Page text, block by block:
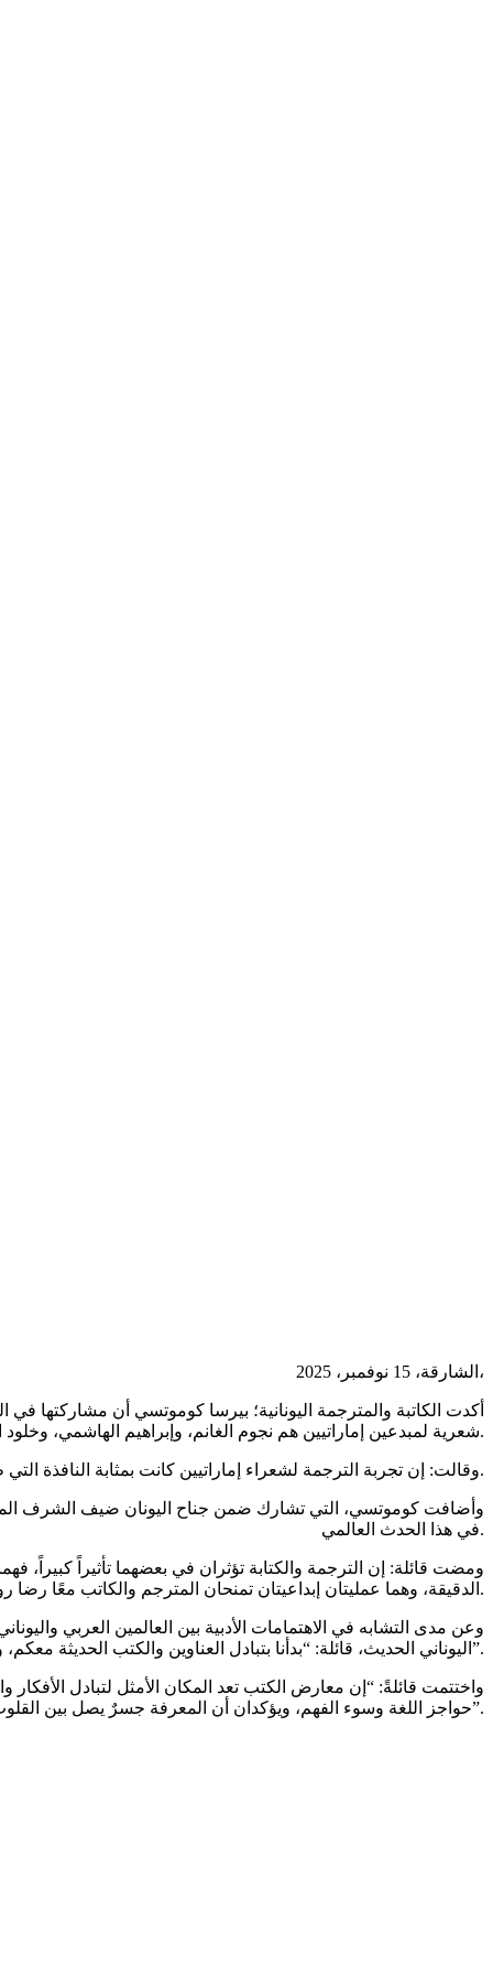
الشارقة، 15 نوفمبر، 2025،
شعرية لمبدعين إماراتيين هم نجوم الغانم، وإبراهيم الهاشمي، وخلود المعلا.
وقالت: إن تجربة الترجمة لشعراء إماراتيين كانت بمثابة النافذة التي طللت منها على المشهد الأدبي والواقع الاجتماعي وروح المنطقة الغنية بتراثها الحضاري.
وأضافت كوموتسي، التي تشارك ضمن جناح اليونان ضيف الشرف
في هذا الحدث العالمي.
ومضت قائلة: إن الترجمة والكتابة تؤثران في بعضهما تأثيراً كبيراً،
الدقيقة، وهما عمليتان إبداعيتان تمنحان المترجم والكاتب معًا رضا روحياً وجمالياً متشابها.
وعن مدى التشابه في الاهتمامات الأدبية بين العالمين العربي
اليوناني الحديث، قائلة: “بدأنا بتبادل العناوين والكتب الحديثة معكم، وما زلنا في اليوم الأول من المعرض، لذا نترقب مزيداً من اللقاءات والمشاريع الثقافية المشتركة”.
واختتمت قائلةً: “إن معارض الكتب تعد المكان الأمثل لتبادل
حواجز اللغة وسوء الفهم، ويؤكدان أن المعرفة جسرٌ يصل بين القلوب٥٦٥٦ قبل العقول”.